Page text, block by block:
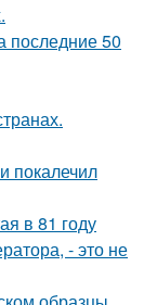
последние 50
покалечил
в 81 году
- это не